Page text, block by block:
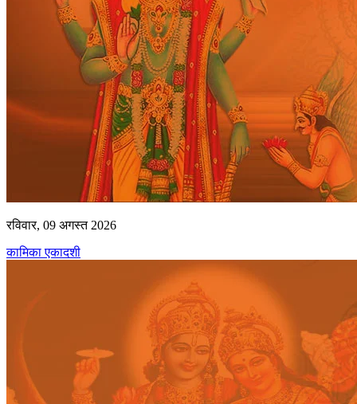
रविवार, 09 अगस्त 2026
कामिका एकादशी